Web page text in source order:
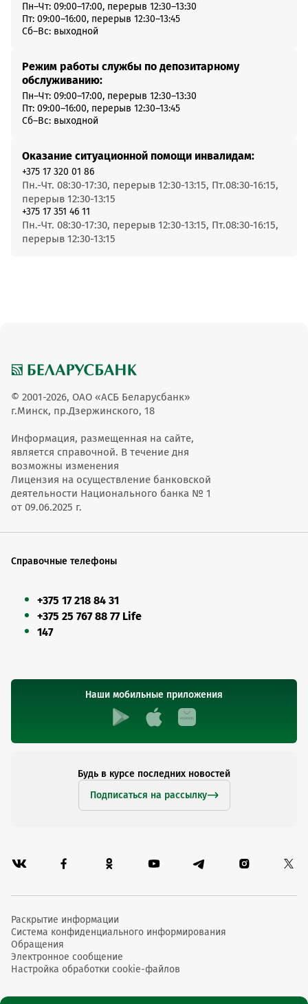
Пн–Чт: 09:00–17:00, перерыв 12:30–13:30
Пт: 09:00–16:00, перерыв 12:30–13:45
Сб–Вс: выходной
Режим работы службы по депозитарному
обслуживанию:
Пн–Чт: 09:00–17:00, перерыв 12:30–13:30
Пт: 09:00–16:00, перерыв 12:30–13:45
Сб–Вс: выходной
Оказание ситуационной помощи инвалидам:
+375 17 320 01 86
Пн.-Чт. 08:30-17:30, перерыв 12:30-13:15, Пт.08:30-16:15,
перерыв 12:30-13:15
+375 17 351 46 11
Пн.-Чт. 08:30-17:30, перерыв 12:30-13:15, Пт.08:30-16:15,
перерыв 12:30-13:15
© 2001-2026, ОАО «АСБ Беларусбанк»
г.Минск, пр.Дзержинского, 18
Информация, размещенная на сайте,
является справочной. В течение дня
возможны изменения
Лицензия на осуществление банковской
деятельности Национального банка № 1
от 09.06.2025 г.
Справочные телефоны
+375 17 218 84 31
+375 25 767 88 77 Life
147
Наши мобильные приложения
Будь в курсе последних новостей
Подписаться на рассылку
Раскрытие информации
Система конфиденциального информирования
Обращения
Электронное сообщение
Настройка обработки cookie-файлов